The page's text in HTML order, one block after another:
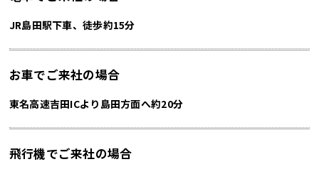
JR島田駅下車、徒歩約15分
お車でご来社の場合
東名高速吉田ICより島田方面へ約20分
飛行機でご来社の場合